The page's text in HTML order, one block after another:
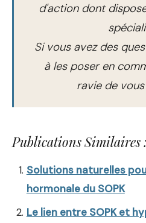
d'action dont
Si vous avez des
à les poser en
ravie de
Publications Similaires
Solutions naturelles
hormonale du SOPK
Le lien entre SOPK et